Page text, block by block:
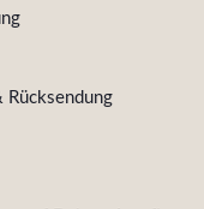
Rücksendung